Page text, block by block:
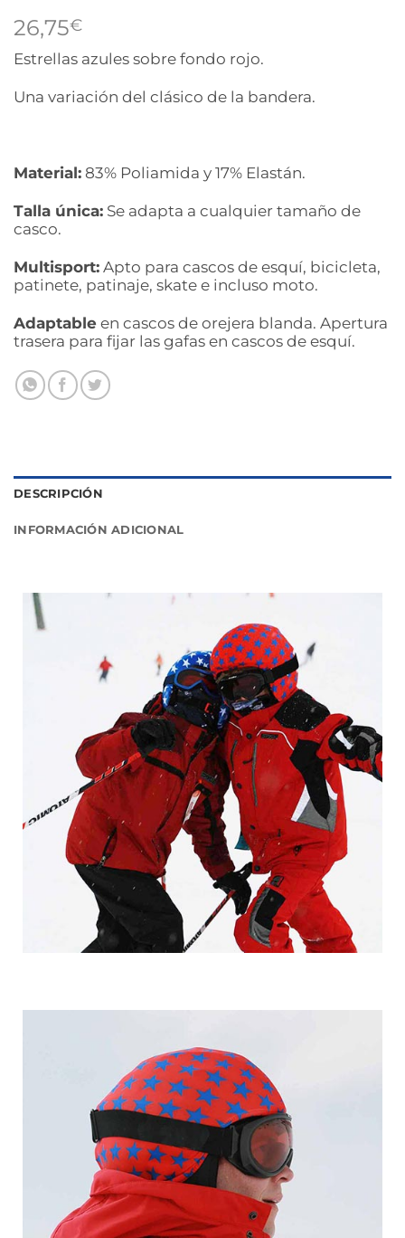
26,75€
Estrellas azules sobre fondo rojo.
Una variación del clásico de la bandera.
Material: 83% Poliamida y 17% Elastán.
Talla única: Se adapta a cualquier tamaño de
casco.
Multisport: Apto para cascos de esquí, bicicleta,
patinete, patinaje, skate e incluso moto.
Adaptable en cascos de orejera blanda. Apertura
trasera para fijar las gafas en cascos de esquí.
DESCRIPCIÓN
INFORMACIÓN ADICIONAL